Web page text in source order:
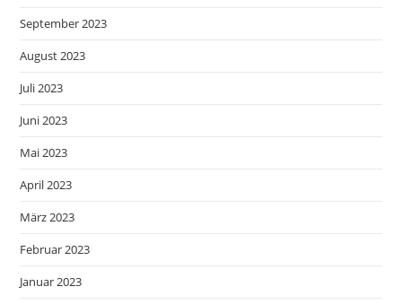
September 2023
August 2023
Juli 2023
Juni 2023
Mai 2023
April 2023
März 2023
Februar 2023
Januar 2023